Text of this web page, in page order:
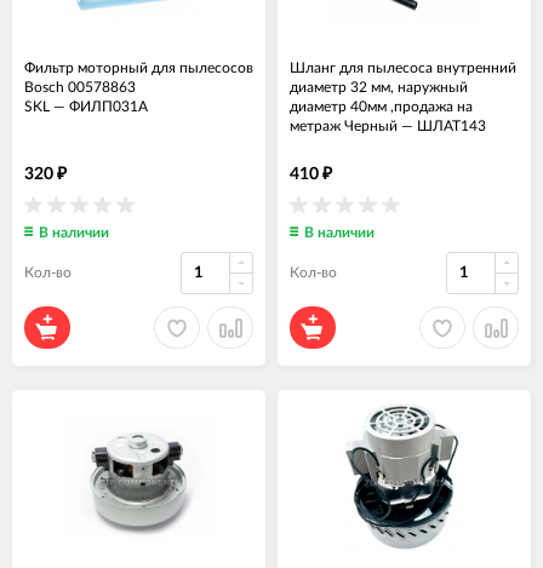
Фильтр моторный для пылесосов
Bosch 00578863
SKL — ФИЛП031А
320 ₽
В наличии
Кол-во
Шланг для пылесоса внутренний
диаметр 32 мм, наружный
диаметр 40мм ,продажа на
метраж Черный — ШЛАТ143
410 ₽
В наличии
Кол-во